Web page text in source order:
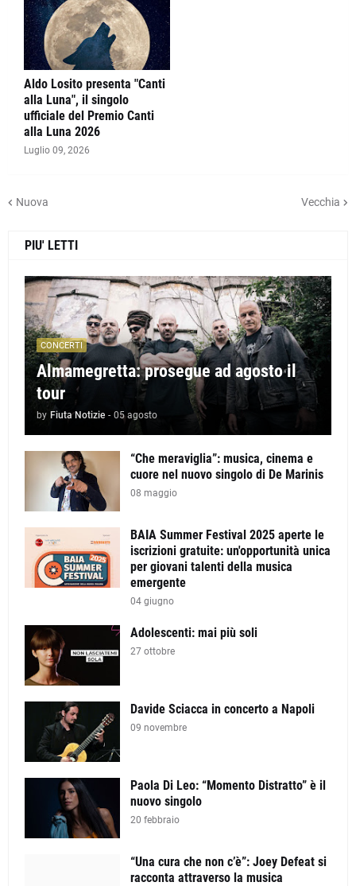
Aldo Losito presenta "Canti
alla Luna", il singolo
ufficiale del Premio Canti
alla Luna 2026
Luglio 09, 2026
Nuova Vecchia
PIU' LETTI
CONCERTI
Almamegretta: prosegue ad agosto il
tour
by Fiuta Notizie - 05 agosto
“Che meraviglia”: musica, cinema e
cuore nel nuovo singolo di De Marinis
08 maggio
BAIA Summer Festival 2025 aperte le
iscrizioni gratuite: un'opportunità unica
per giovani talenti della musica
emergente
04 giugno
Adolescenti: mai più soli
27 ottobre
Davide Sciacca in concerto a Napoli
09 novembre
Paola Di Leo: “Momento Distratto” è il
nuovo singolo
20 febbraio
“Una cura che non c’è”: Joey Defeat si
racconta attraverso la musica